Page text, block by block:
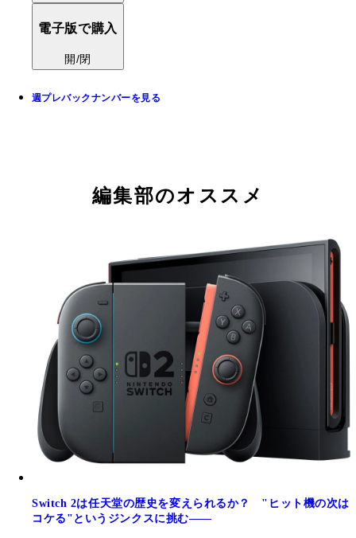
電子版で購入
開/閉
週プレバックナンバーを見る
編集部のオススメ
Switch 2は任天堂の歴史を変えられるか？ "ヒット機の次は
コケる"というジンクスに挑む――